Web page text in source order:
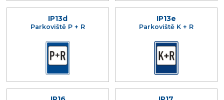
IP13d
Parkoviště P + R
IP13e
Parkoviště K + R